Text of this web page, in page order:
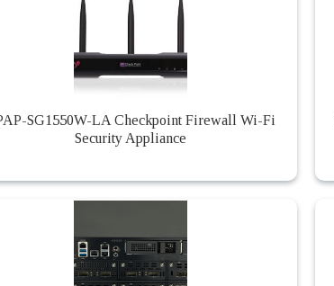
SG1550W-LA Checkpoint Firewall Wi-Fi
Security Appliance